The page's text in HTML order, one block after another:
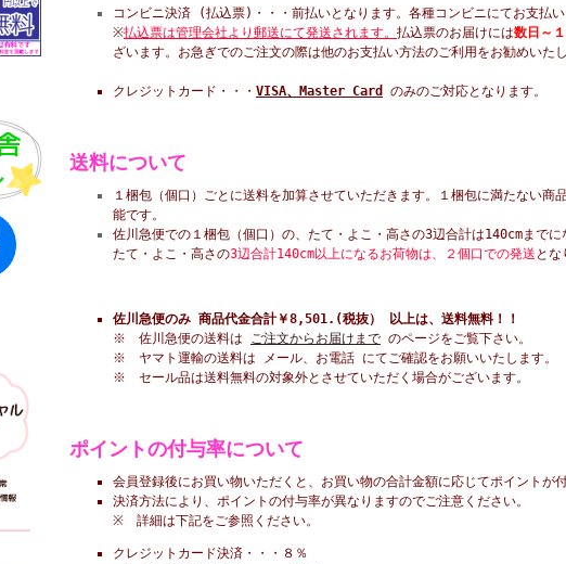
コンビニ決済 (払込票)・・・前払いとなります。各種コンビニにてお支払
※払込票は管理会社より郵送にて発送されます。 払込票のお届けには数日～
ざいます。お急ぎでのご注文の際は他のお支払い方法のご利用をお勧めいた
クレジットカード・・・ VISA、Master Card のみのご対応となります。
送料について
１梱包（個口）ごとに送料を加算させていただきます。１梱包に満たない商
能です。
佐川急便での１梱包（個口）の、たて・よこ・高さの3辺合計は140cmまでに
たて・よこ・高さの3辺合計140cm以上になるお荷物は、２個口での発送 とな
佐川急便のみ 商品代金合計￥8,501.(税抜） 以上は、送料無料！！
※ 佐川急便の送料は ご注文からお届けまで のページをご覧下さい。
※ ヤマト運輸の送料は メール、お電話 にてご確認をお願いいたします。
※ セール品は送料無料の対象外とさせていただく場合がございます。
ポイントの付与率について
会員登録後にお買い物いただくと、お買い物の合計金額に応じてポイントが
決済方法により、ポイントの付与率が異なりますのでご注意ください。
※ 詳細は下記をご参照ください。
クレジットカード決済・・・８％